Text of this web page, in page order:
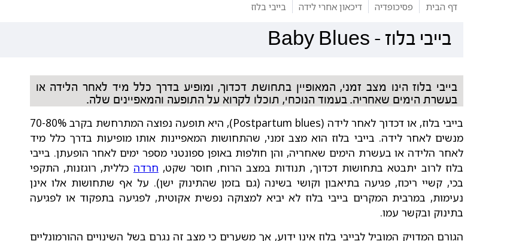
דף הבית פסיכופדיה דיכאון אחרי לידה בייבי בלוז
Baby Blues - בייבי בלוז
בייבי בלוז הינו מצב זמני, המאופיין בתחושת דכדוך, ומופיע בדרך כלל מיד לאחר הלידה או
בעשרת הימים שאחריה. בעמוד הנוכחי, תוכלו לקרוא על התופעה והמאפיינים שלה.
בייבי בלוז, או דכדוך לאחר לידה (Postpartum blues)
, היא תופעה נפוצה המתרחשת בקרב 70-80%
מנשים לאחר לידה. בייבי בלוז הוא מצב זמני, שהתחושות המאפיינות אותו מופיעות בדרך כלל מיד
לאחר הלידה או בעשרת הימים שאחריה, והן חולפות באופן ספונטני מספר ימים לאחר הופעתן. בייבי
בלוז לרוב יתבטא בתחושות דכדוך, תנודות במצב הרוח, חוסר שקט, חרדה כללית, רוגזנות, התקפי
בכי, קשיי ריכוז, פגיעה בתיאבון וקושי בשינה (גם בזמן שהתינוק ישן). על אף שתחושות אלו אינן
נעימות, במרבית המקרים בייבי בלוז לא יביא למצוקה נפשית אקוטית, לפגיעה בתפקוד או לפגיעה
בתינוק ובקשר עמו.
הגורם המדויק המוביל לבייבי בלוז אינו ידוע, אך משערים כי מצב זה נגרם בשל השינויים ההורמונליים